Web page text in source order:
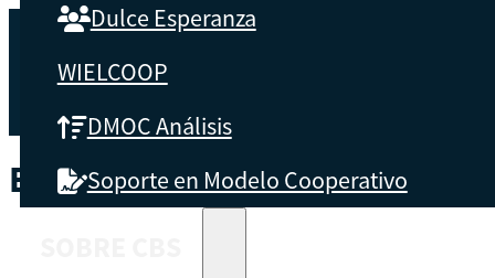
Dulce Esperanza
WIELCOOP
DMOC Análisis
Soporte en Modelo Cooperativo
ETIQUETA:CLIMA